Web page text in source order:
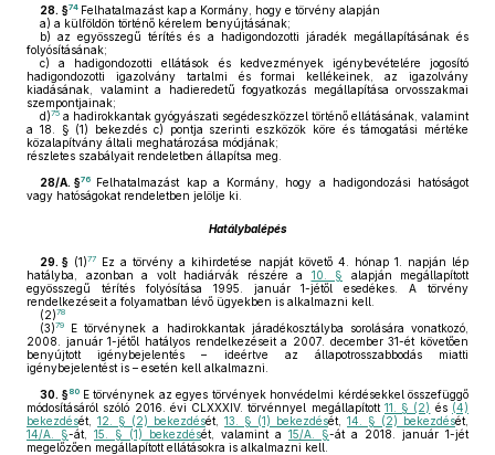
28. §74 Felhatalmazást kap a Kormány, hogy e törvény alapján
a) a külföldön történő kérelem benyújtásának;
b) az egyösszegű térítés és a hadigondozotti járadék megállapításának és
folyósításának;
c) a hadigondozotti ellátások és kedvezmények igénybevételére jogosító
hadigondozotti igazolvány tartalmi és formai kellékeinek, az igazolvány
kiadásának, valamint a hadieredetű fogyatkozás megállapítása orvosszakmai
szempontjainak;
d)75 a hadirokkantak gyógyászati segédeszközzel történő ellátásának, valamint
a 18. § (1) bekezdés c) pontja szerinti eszközök köre és támogatási mértéke
közalapítvány általi meghatározása módjának;
részletes szabályait rendeletben állapítsa meg.
28/A. §76
Felhatalmazást kap a Kormány, hogy a hadigondozási hatóságot
vagy hatóságokat rendeletben jelölje ki.
Hatálybalépés
29. § (1)77
Ez a törvény a kihirdetése napját követő 4. hónap 1. napján lép
hatályba, azonban a volt hadiárvák részére a 10. § alapján megállapított
egyösszegű térítés folyósítása 1995. január 1-jétől esedékes. A törvény
rendelkezéseit a folyamatban lévő ügyekben is alkalmazni kell.
(2)78
(3)79
E törvénynek a hadirokkantak járadékosztályba sorolására vonatkozó,
2008. január 1-jétől hatályos rendelkezéseit a 2007. december 31-ét követően
benyújtott igénybejelentés – ideértve az állapotrosszabbodás miatti
igénybejelentést is – esetén kell alkalmazni.
30. §80 E törvénynek az egyes törvények honvédelmi kérdésekkel összefüggő
módosításáról szóló 2016. évi CLXXXIV. törvénnyel megállapított 11. § (2) és (4)
bekezdését, 12. § (2) bekezdését, 13. § (1) bekezdését, 14. § (2) bekezdését,
14/A. §-át, 15. § (1) bekezdését, valamint a 15/A. §-át a 2018. január 1-jét
megelőzően megállapított ellátásokra is alkalmazni kell.